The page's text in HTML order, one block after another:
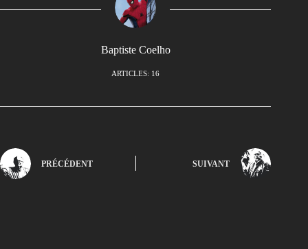
Baptiste Coelho
ARTICLES: 16
PRÉCÉDENT SUIVANT